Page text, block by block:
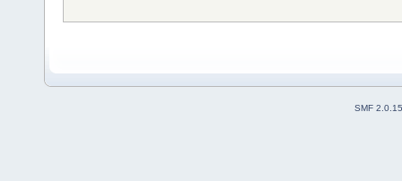
SMF 2.0.15